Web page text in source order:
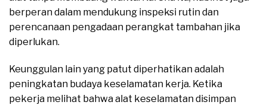
berperan dalam mendukung inspeksi rutin dan
perencanaan pengadaan perangkat tambahan jika
diperlukan.
Keunggulan lain yang patut diperhatikan adalah
peningkatan budaya keselamatan kerja. Ketika
pekerja melihat bahwa alat keselamatan disimpan